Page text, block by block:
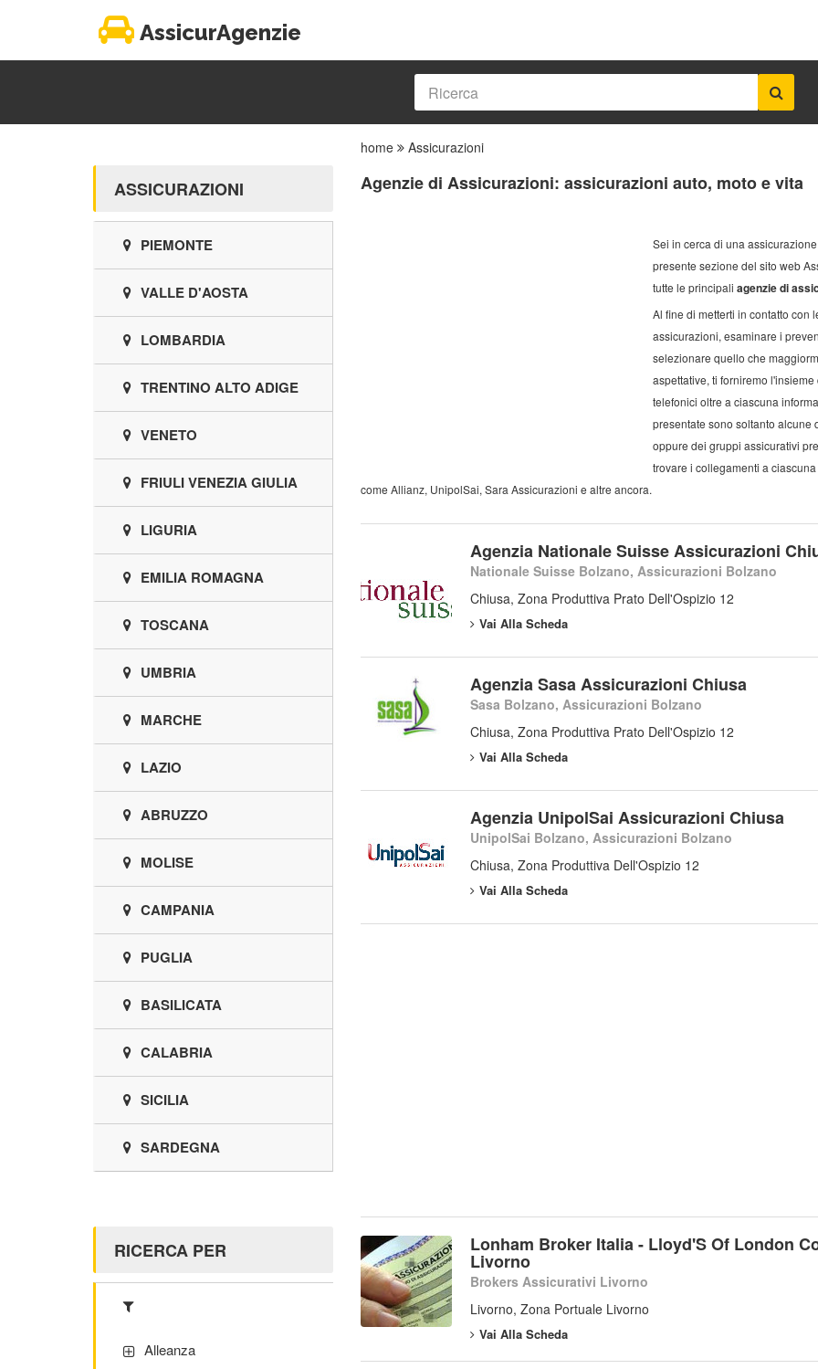
AssicurAgenzie
home Assicurazioni
Agenzie di Assicurazioni: assicurazioni auto, moto e vita
Sei in cerca di una
presente sezione del sito web
tutte le principali agenzie di
Al fine di metterti in contatto con
assicurazioni, esaminare i
selezionare quello che
aspettative, ti forniremo
telefonici oltre a ciascuna
presentate sono soltanto
oppure dei gruppi assicurativi
trovare i collegamenti a
come Allianz, UnipolSai, Sara Assicurazioni e altre ancora.
Agenzia Nationale Suisse Assicurazioni
Nationale Suisse Bolzano, Assicurazioni Bolzano
Chiusa, Zona Produttiva Prato Dell'Ospizio 12
Vai Alla Scheda
Agenzia Sasa Assicurazioni Chiusa
Sasa Bolzano, Assicurazioni Bolzano
Chiusa, Zona Produttiva Prato Dell'Ospizio 12
Vai Alla Scheda
Agenzia UnipolSai Assicurazioni Chiusa
UnipolSai Bolzano, Assicurazioni Bolzano
Chiusa, Zona Produttiva Dell'Ospizio 12
Vai Alla Scheda
Lonham Broker Italia - Lloyd'S Of London
Livorno
Brokers Assicurativi Livorno
Livorno, Zona Portuale Livorno
Vai Alla Scheda
ASSICURAZIONI
PIEMONTE
VALLE D'AOSTA
LOMBARDIA
TRENTINO ALTO ADIGE
VENETO
FRIULI VENEZIA GIULIA
LIGURIA
EMILIA ROMAGNA
TOSCANA
UMBRIA
MARCHE
LAZIO
ABRUZZO
MOLISE
CAMPANIA
PUGLIA
BASILICATA
CALABRIA
SICILIA
SARDEGNA
RICERCA PER
Alleanza